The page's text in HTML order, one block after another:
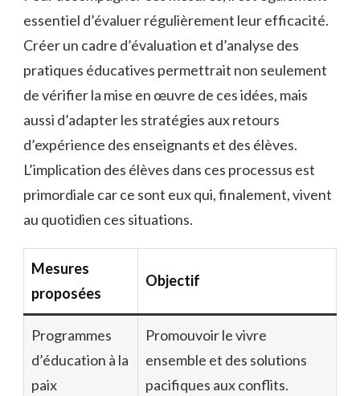
essentiel d’évaluer régulièrement leur efficacité.
Créer un cadre d’évaluation et d’analyse des
pratiques éducatives permettrait non seulement
de vérifier la mise en œuvre de ces idées, mais
aussi d’adapter les stratégies aux retours
d’expérience des enseignants et des élèves.
L’implication des élèves dans ces processus est
primordiale ​​car ce sont eux qui, finalement, vivent
au quotidien ces situations.
Mesures
proposées
Objectif
Programmes
d’éducation à la
paix
Promouvoir le vivre
ensemble et des solutions
pacifiques aux conflits.